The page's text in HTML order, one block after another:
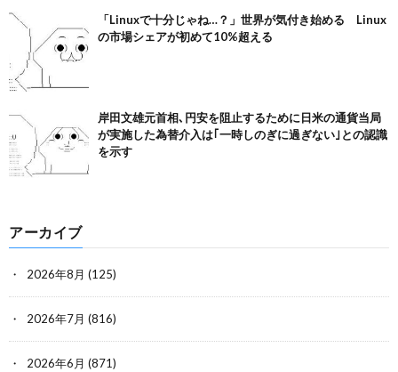
「Linuxで十分じゃね…？」世界が気付き始める Linux
の市場シェアが初めて10%超える
岸田文雄元首相､円安を阻止するために日米の通貨当局
が実施した為替介入は｢一時しのぎに過ぎない｣との認識
を示す
アーカイブ
2026年8月 (125)
2026年7月 (816)
2026年6月 (871)